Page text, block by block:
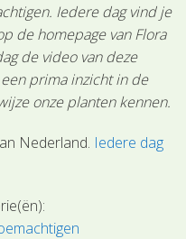
Iedere dag vind je
de homepage van Flora
de video van deze
prima inzicht in de
onze planten kennen.
Nederland. Iedere dag